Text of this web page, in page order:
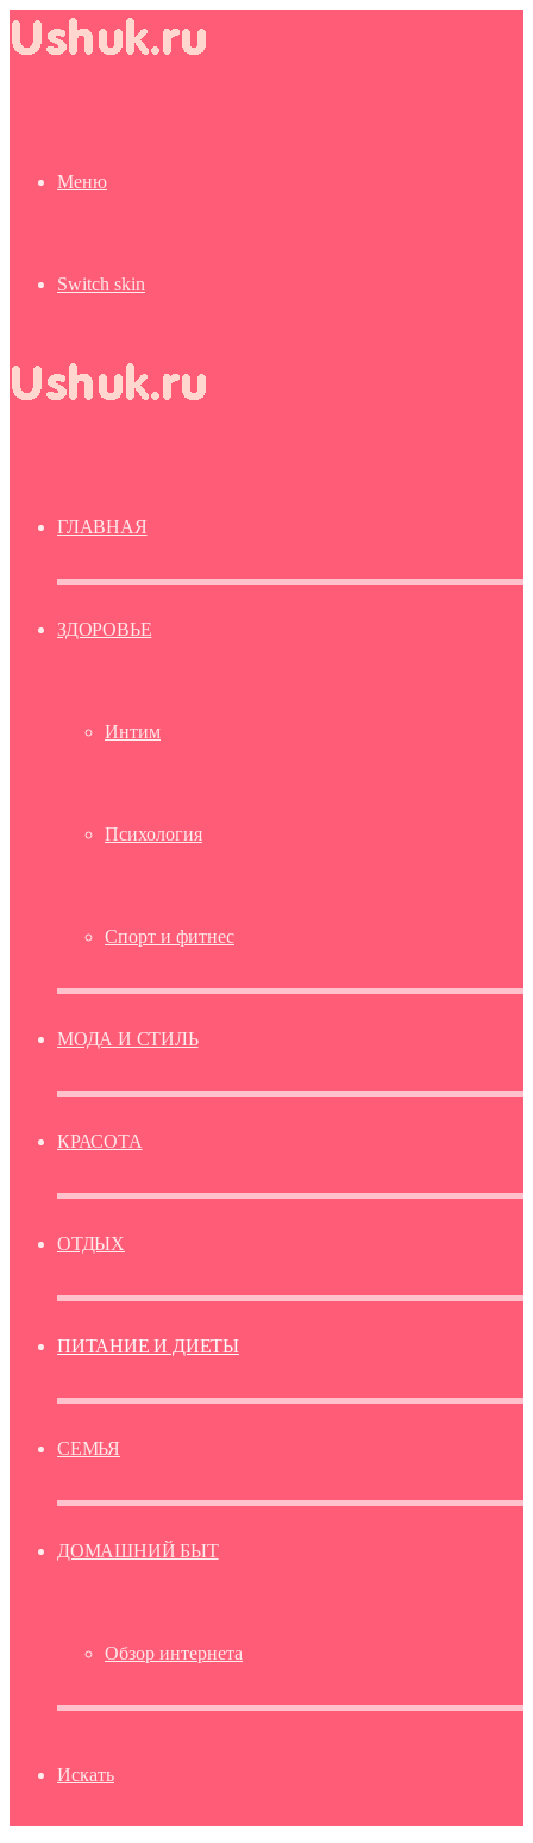
Меню
Switch skin
ГЛАВНАЯ
ЗДОРОВЬЕ
Интим
Психология
Спорт и фитнес
МОДА И СТИЛЬ
КРАСОТА
ОТДЫХ
ПИТАНИЕ И ДИЕТЫ
СЕМЬЯ
ДОМАШНИЙ БЫТ
Обзор интернета
Искать